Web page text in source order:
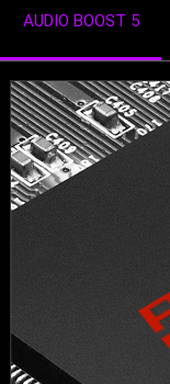
AUDIO BOOST 5